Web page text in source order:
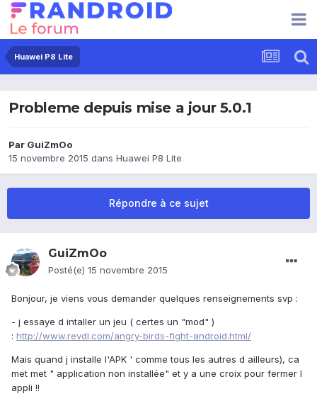
Huawei P8 Lite
Probleme depuis mise a jour 5.0.1
Par GuiZmOo
15 novembre 2015 dans Huawei P8 Lite
Répondre à ce sujet
GuiZmOo
Posté(e) 15 novembre 2015
Bonjour, je viens vous demander quelques renseignements svp :
- j essaye d intaller un jeu ( certes un "mod" )
: http://www.revdl.com/angry-birds-fight-android.html/
Mais quand j installe l'APK ' comme tous les autres d ailleurs), ca
met met " application non installée" et y a une croix pour fermer l
appli !!